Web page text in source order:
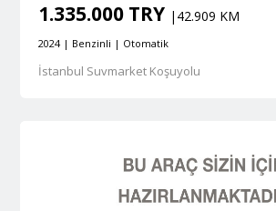
1.335.000 TRY |42.909 KM
2024 | Benzinli | Otomatik
İstanbul Suvmarket Koşuyolu